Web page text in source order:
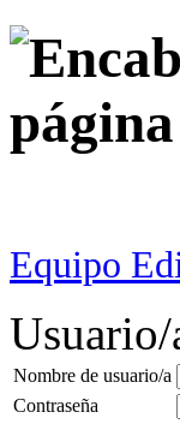
Equipo
Usuario/
Nombre de usuario/a
Contraseña